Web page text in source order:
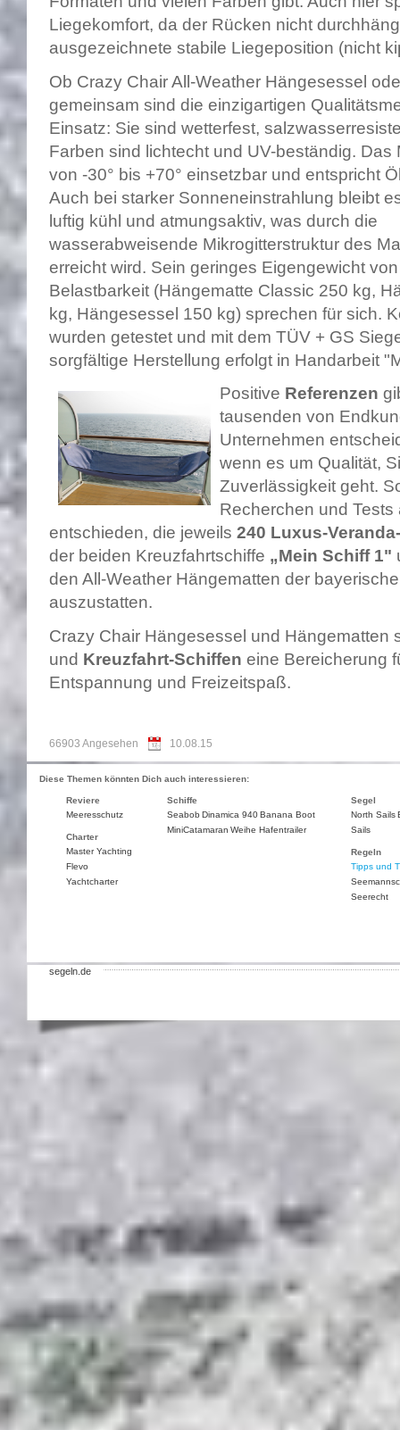
Liegekomfort, da der Rücken nicht
ausgezeichnete stabile Liegeposition (nicht
Ob Crazy Chair All-Weather Hängesessel
gemeinsam sind die einzigartigen
Einsatz: Sie sind wetterfest,
Farben sind lichtecht und UV-beständig. Das
von -30° bis +70° einsetzbar und entspricht
Auch bei starker Sonneneinstrahlung bleibt
luftig kühl und atmungsaktiv, was durch die
wasserabweisende Mikrogitterstruktur des
erreicht wird. Sein geringes Eigengewicht
Belastbarkeit (Hängematte Classic 250 kg,
kg, Hängesessel 150 kg) sprechen für sich.
wurden getestet und mit dem TÜV + GS
sorgfältige Herstellung erfolgt in Handarbeit
Positive Referenzen
tausenden von
Unternehmen
wenn es um Qualität,
Zuverlässigkeit geht.
Recherchen und
entschieden, die jeweils 240 Luxus-
der beiden Kreuzfahrtschiffe „Mein Schiff 1"
den All-Weather Hängematten der
auszustatten.
Crazy Chair Hängesessel und Hängematten
und Kreuzfahrt-Schiffen eine Bereicherung
Entspannung und Freizeitspaß.
66903 Angesehen 10.08.15
Diese Themen könnten Dich auch interessieren:
Reviere
Meeresschutz
Charter
Master Yachting
Flevo
Yachtcharter
Schiffe
Seabob Dinamica 940Banana Boot
MiniCatamaran Weihe Hafentrailer
Segel
North Sails
Sails
Regeln
Tipps und
Seerecht
segeln.de